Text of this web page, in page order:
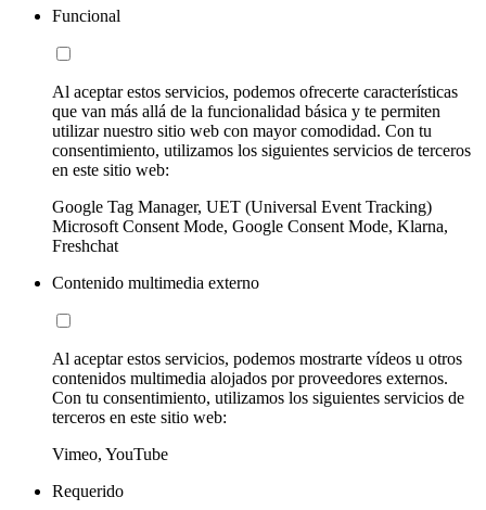
Funcional
Al aceptar estos servicios, podemos ofrecerte características
que van más allá de la funcionalidad básica y te permiten
utilizar nuestro sitio web con mayor comodidad. Con tu
consentimiento, utilizamos los siguientes servicios de terceros
en este sitio web:
Google Tag Manager, UET (Universal Event Tracking)
Microsoft Consent Mode, Google Consent Mode, Klarna,
Freshchat
Contenido multimedia externo
Al aceptar estos servicios, podemos mostrarte vídeos u otros
contenidos multimedia alojados por proveedores externos.
Con tu consentimiento, utilizamos los siguientes servicios de
terceros en este sitio web:
Vimeo, YouTube
Requerido